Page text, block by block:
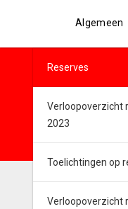
Algemeen
Reserves
Verloopoverzicht
2023
Toelichtingen op
Verloopoverzicht